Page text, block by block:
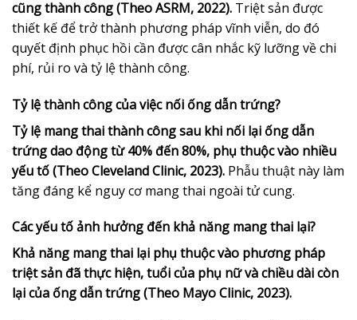
cũng thành công (Theo ASRM, 2022). Triệt sản được
thiết kế để trở thành phương pháp vĩnh viễn, do đó
quyết định phục hồi cần được cân nhắc kỹ lưỡng về chi
phí, rủi ro và tỷ lệ thành công.
Tỷ lệ thành công của việc nối ống dẫn trứng?
Tỷ lệ mang thai thành công sau khi nối lại ống dẫn
trứng dao động từ 40% đến 80%, phụ thuộc vào nhiều
yếu tố (Theo Cleveland Clinic, 2023). Phẫu thuật này làm
tăng đáng kể nguy cơ mang thai ngoài tử cung.
Các yếu tố ảnh hưởng đến khả năng mang thai lại?
Khả năng mang thai lại phụ thuộc vào phương pháp
triệt sản đã thực hiện, tuổi của phụ nữ và chiều dài còn
lại của ống dẫn trứng (Theo Mayo Clinic, 2023).